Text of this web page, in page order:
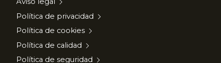
Política de privacidad
Política de cookies
Política de calidad
Política de seguridad